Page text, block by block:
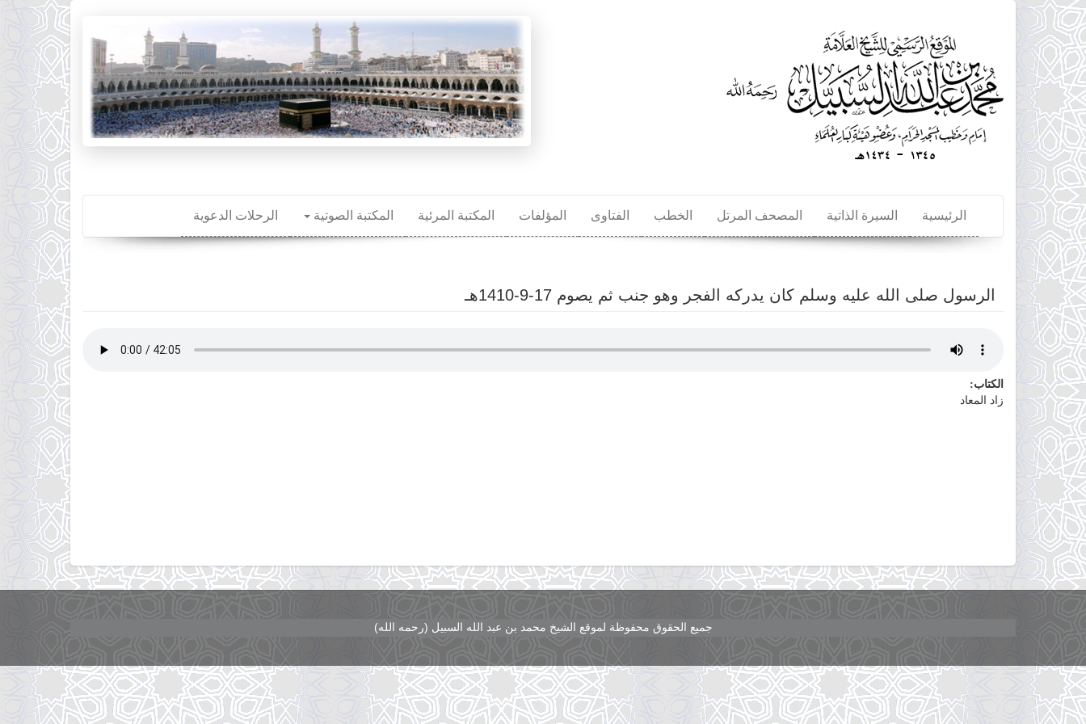
تجاوز
إلى
المحتوى
الرئيسي
الرئيسية السيرة الذاتية المصحف المرتل الخطب الفتاوى المؤلفات المكتبة المرئية المكتبة الصوتية الرحلات الدعوية
الرسول صلى الله عليه وسلم كان يدركه الفجر وهو جنب ثم يصوم 17-9-1410هـ
الكتاب:
زاد المعاد
جميع الحقوق محفوظة لموقع الشيخ محمد بن عبد الله السبيل (رحمه الله)